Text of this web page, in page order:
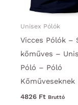
Unisex Pólók
Vicces Pólók –
kőműves –
Póló – Póló
Kőműveseknek
4826 Ft Bruttó